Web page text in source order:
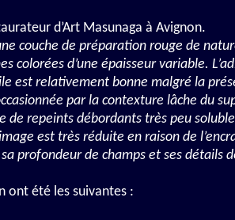
d’Art Masunaga à Avignon.
couche de préparation rouge de
colorées d’une épaisseur variable.
est relativement bonne malgré la
par la contexture lâche du
de repeints débordants très peu
est très réduite en raison de
profondeur de champs et ses détails
ont été les suivantes :